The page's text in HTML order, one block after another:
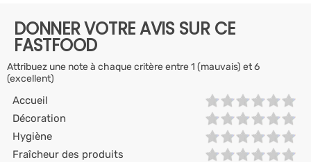
DONNER VOTRE AVIS SUR CE
FASTFOOD
Attribuez une note à chaque critère entre 1 (mauvais) et 6
(excellent)
Accueil
Décoration
Hygiène
Fraîcheur des produits